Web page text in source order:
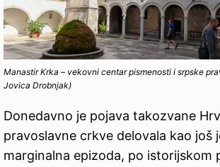
Manastir Krka – vekovni centar pismenosti i srpske
Jovica Drobnjak)
Donedavno je pojava takozvane
pravoslavne crkve delovala kao još
marginalna epizoda, po istorijskom